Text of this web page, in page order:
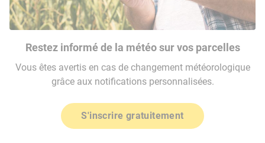
Restez informé de la météo sur vos parcelles
Vous êtes avertis en cas de changement météorologique
grâce aux notifications personnalisées.
S'inscrire gratuitement